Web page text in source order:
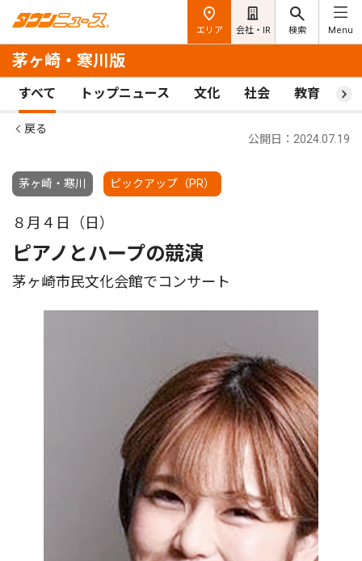
エリア 会社・IR 検索 Menu
茅ヶ崎・寒川版
すべて トップニュース 文化 社会 教育 ス
戻る
茅ヶ崎・寒川 ピックアップ（PR）
公開日：2024.07.19
８月４日（日）
ピアノとハープの競演
茅ヶ崎市民文化会館でコンサート